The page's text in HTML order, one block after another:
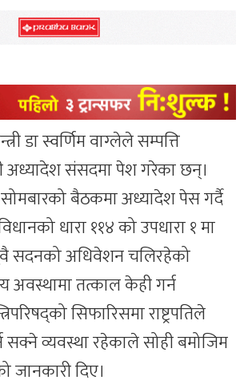
डा स्वर्णिम वाग्लेले सम्पत्ति
अध्यादेश संसदमा पेश गरेका छन्।
सोमबारको बैठकमा अध्यादेश पेस गर्दै
धारा ११४ को उपधारा १ मा
सदनको अधिवेशन चलिरहेको
अवस्थामा तत्काल केही गर्न
सिफारिसमा राष्ट्रपतिले
सक्ने व्यवस्था रहेकाले सोही बमोजिम
जानकारी दिए।